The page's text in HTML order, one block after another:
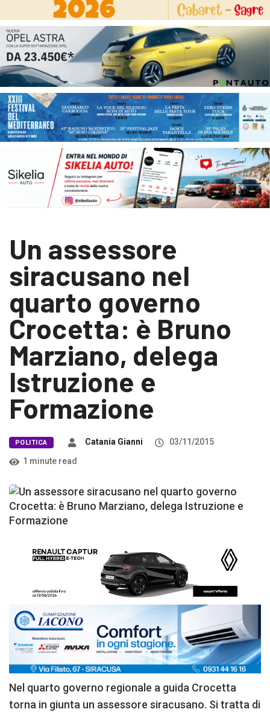
Un assessore
siracusano nel
quarto governo
Crocetta: è Bruno
Marziano, delega
Istruzione e
Formazione
POLITICA Catania Gianni
03/11/2015
1 minute read
Nel quarto governo regionale a guida Crocetta
torna in giunta un assessore siracusano. Si tratta di